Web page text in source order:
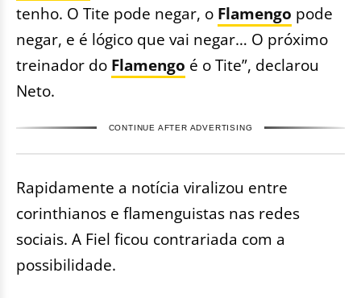
tenho. O Tite pode negar, o Flamengo pode
negar, e é lógico que vai negar… O próximo
treinador do Flamengo é o Tite”, declarou
Neto.
CONTINUE AFTER ADVERTISING
Rapidamente a notícia viralizou entre
corinthianos e flamenguistas nas redes
sociais. A Fiel ficou contrariada com a
possibilidade.